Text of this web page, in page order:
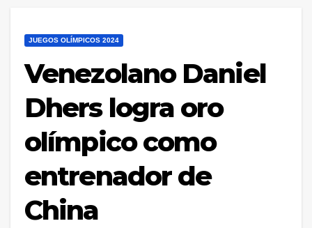
JUEGOS OLÍMPICOS 2024
Venezolano Daniel
Dhers logra oro
olímpico como
entrenador de
China